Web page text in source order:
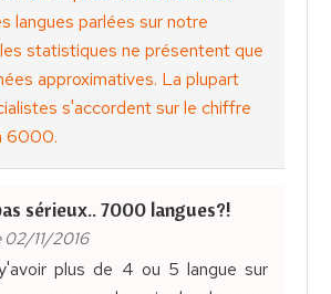
langues parlées sur notre
statistiques ne présentent que
approximatives. La plupart
s'accordent sur le chiffre
6000.
sérieux.. 7000 langues?!
02/11/2016
plus de 4 ou 5 langue sur